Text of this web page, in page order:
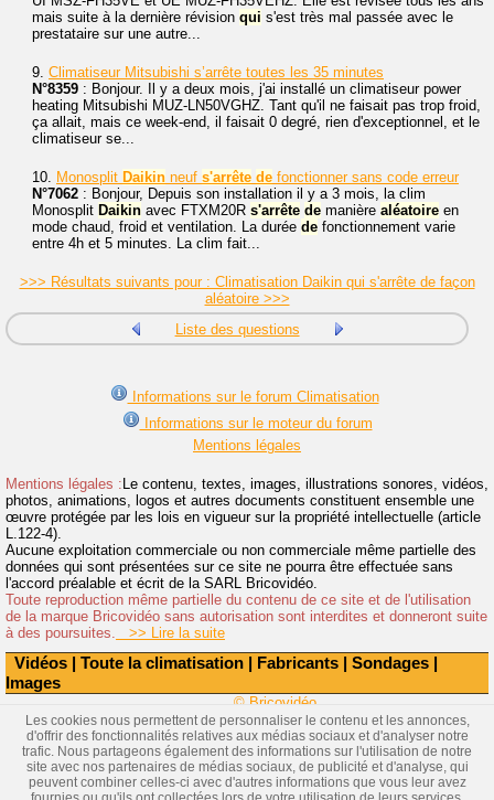
Vidéos | Toute la climatisation | Fabricants | Sondages |
Images
mais suite à la dernière révision qui s'est très mal passée avec le
prestataire sur une autre...
9. Climatiseur Mitsubishi s’arrête toutes les 35 minutes
N°8359 : Bonjour. Il y a deux mois, j'ai installé un climatiseur power
heating Mitsubishi MUZ-LN50VGHZ. Tant qu'il ne faisait pas trop froid,
ça allait, mais ce week-end, il faisait 0 degré, rien d'exceptionnel, et le
climatiseur se...
10. Monosplit Daikin neuf s'arrête de fonctionner sans code erreur
N°7062 : Bonjour, Depuis son installation il y a 3 mois, la clim
Monosplit Daikin avec FTXM20R s'arrête de manière aléatoire en
mode chaud, froid et ventilation. La durée de fonctionnement varie
entre 4h et 5 minutes. La clim fait...
>>> Résultats suivants pour : Climatisation Daikin qui s'arrête de façon
aléatoire >>>
Liste des questions
Informations sur le forum Climatisation
Informations sur le moteur du forum
Mentions légales
Mentions légales : Le contenu, textes, images, illustrations sonores, vidéos,
photos, animations, logos et autres documents constituent ensemble une
œuvre protégée par les lois en vigueur sur la propriété intellectuelle (article
L.122-4).
Aucune exploitation commerciale ou non commerciale même partielle des
données qui sont présentées sur ce site ne pourra être effectuée sans
l'accord préalable et écrit de la SARL Bricovidéo.
Toute reproduction même partielle du contenu de ce site et de l'utilisation
de la marque Bricovidéo sans autorisation sont interdites et donneront suite
à des poursuites. >> Lire la suite
© Bricovidéo
Les cookies nous permettent de personnaliser le contenu et les annonces,
d'offrir des fonctionnalités relatives aux médias sociaux et d'analyser notre
trafic. Nous partageons également des informations sur l'utilisation de notre
site avec nos partenaires de médias sociaux, de publicité et d'analyse, qui
peuvent combiner celles-ci avec d'autres informations que vous leur avez